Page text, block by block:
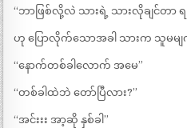
“ဘာဖြစ်လို့လဲ သားရဲ့ သားလိုချင်တာ
ဟု ပြောလိုက်သောအခါ သားက သူမမျ
“နောက်တစ်ခါလောက် အမေ”
“တစ်ခါထဲဘဲ တော်ပြီလား?”
“အင်းးး အာ့ဆို နှစ်ခါ”